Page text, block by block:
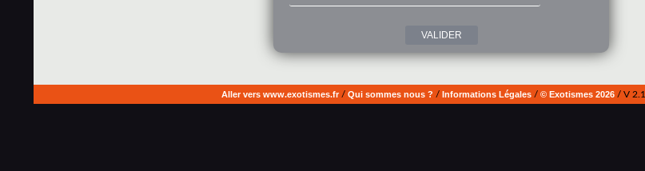
Aller vers www.exotismes.fr/ Qui sommes nous ? / Informations Légales/ © Exotismes 2026/ V 2.1